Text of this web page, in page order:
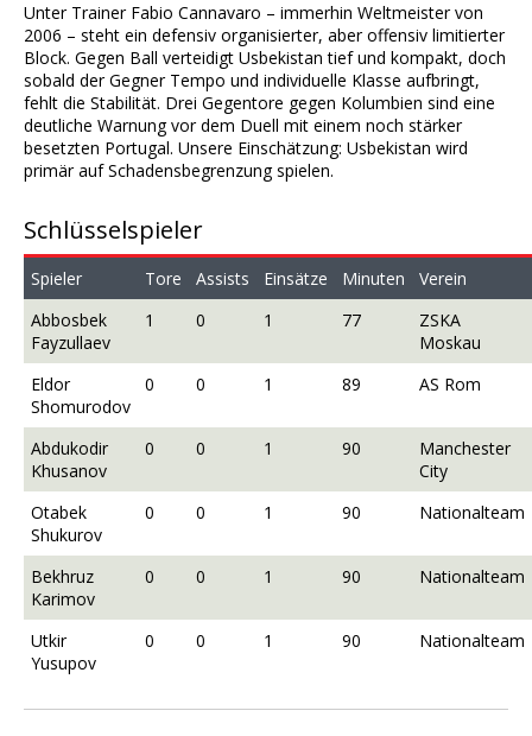
Unter Trainer Fabio Cannavaro – immerhin Weltmeister von
2006 – steht ein defensiv organisierter, aber offensiv limitierter
Block. Gegen Ball verteidigt Usbekistan tief und kompakt, doch
sobald der Gegner Tempo und individuelle Klasse aufbringt,
fehlt die Stabilität. Drei Gegentore gegen Kolumbien sind eine
deutliche Warnung vor dem Duell mit einem noch stärker
besetzten Portugal. Unsere Einschätzung: Usbekistan wird
primär auf Schadensbegrenzung spielen.
Schlüsselspieler
Spieler Tore Assists Einsätze Minuten
Verein
Abbosbek
Fayzullaev
1 0 1 77
ZSKA
Moskau
Eldor
Shomurodov
0 0 1 89 AS Rom
Abdukodir
Khusanov
0 0 1 90
Manchester
City
Otabek
Shukurov
0 0 1 90 Nationalteam
Bekhruz
Karimov
0 0 1 90 Nationalteam
Utkir
Yusupov
0 0 1 90 Nationalteam